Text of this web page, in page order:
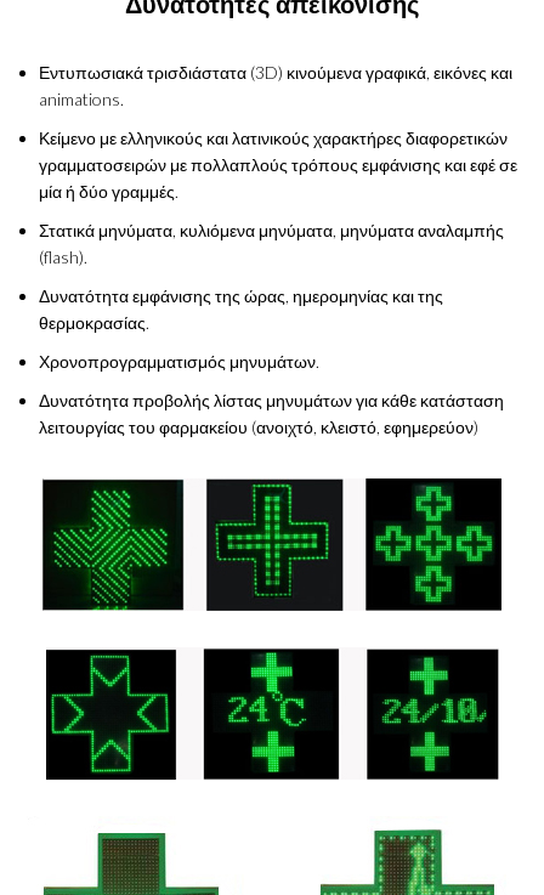
Εντυπωσιακά τρισδιάστατα (3D) κινούμενα γραφικά, εικόνες και
animations.
Κείμενο με ελληνικούς και λατινικούς χαρακτήρες διαφορετικών
γραμματοσειρών με πολλαπλούς τρόπους εμφάνισης και εφέ σε
μία ή δύο γραμμές.
Στατικά μηνύματα, κυλιόμενα μηνύματα, μηνύματα αναλαμπής
(flash).
Δυνατότητα εμφάνισης της ώρας, ημερομηνίας και της
θερμοκρασίας.
Χρονοπρογραμματισμός μηνυμάτων.
Δυνατότητα προβολής λίστας μηνυμάτων για κάθε κατάσταση
λειτουργίας του φαρμακείου (ανοιχτό, κλειστό, εφημερεύον)